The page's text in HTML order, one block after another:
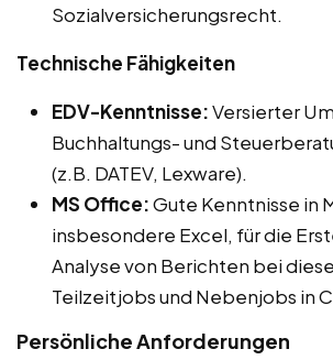
Sozialversicherungsrecht.
Technische Fähigkeiten
EDV-Kenntnisse:Versierter
Buchhaltungs- und
(z.B. DATEV, Lexware).
MS Office:Gute Kenntnisse in
insbesondere Excel, für die
Analyse von Berichten bei
Teilzeitjobs und Nebenjobs in
Persönliche Anforderungen